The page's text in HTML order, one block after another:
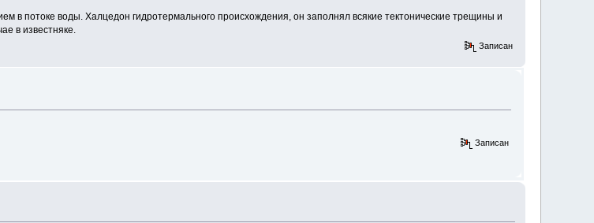
в потоке воды. Халцедон гидротермального происхождения, он заполнял всякие тектонические трещины и
в известняке.
Записан
Записан